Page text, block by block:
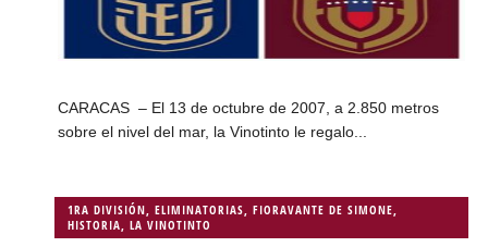
CARACAS – El 13 de octubre de 2007, a 2.850 metros
sobre el nivel del mar, la Vinotinto le regalo...
1RA DIVISIÓN ELIMINATORIAS FIORAVANTE DE SIMONE
HISTORIA LA VINOTINTO